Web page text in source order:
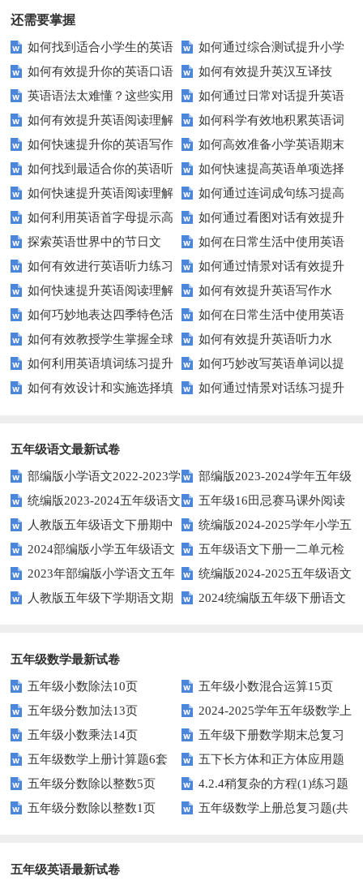
还需要掌握
如何找到适合小学生的英语
听力练习资源？
如何通过综合测试提升小学
生英语听说读写技能？
如何有效提升你的英语口语
表达能力？这5个技巧让你说一
口流利英语！
如何有效提升英汉互译技
巧？这些方法让你翻译更精准！
英语语法太难懂？这些实用
技巧让你轻松掌握！
如何通过日常对话提升英语
口语能力？试试这5个方法！
如何有效提升英语阅读理解
能力？这些技巧让你事半功倍！
如何科学有效地积累英语词
汇？
如何快速提升你的英语写作
技巧？这些建议助你一臂之力
如何高效准备小学英语期末
评估？这些技巧助你轻松过关！
如何找到最适合你的英语听
力测试？
如何快速提高英语单项选择
题的得分？
如何快速提升英语阅读理解
能力？这些技巧你必须知道！
如何通过连词成句练习提高
英语水平？
如何利用英语首字母提示高
效完成填空题？
如何通过看图对话有效提升
英语口语水平？
探索英语世界中的节日文
化：您知道这些传统吗？
如何在日常生活中使用英语
进行有效沟通？——实用英语口
语技巧
如何有效进行英语听力练习
以快速提升？
如何通过情景对话有效提升
英语口语水平？
如何快速提升英语阅读理解
能力？这些技巧你必须知道！
如何有效提升英语写作水
平？这里有五个实用建议！
如何巧妙地表达四季特色活
动？这些建议让您的活动更加丰
富多彩！
如何在日常生活中使用英语
进行有效问答？——实用技巧分
享
如何有效教授学生掌握全球
通用的日期表达？
如何有效提升英语听力水
平？这些测试技巧要知道！
如何利用英语填词练习提升
词汇量？这里有5个高效方法值
如何巧妙改写英语单词以提
升文章魅力？
如何有效设计和实施选择填
如何通过情景对话练习提升
五年级语文最新试卷
部编版小学语文2022-2023学
年上期五年级期末试题
部编版2023-2024学年五年级
语文下学期期末考前质量冲刺卷
统编版2023-2024五年级语文
下册期中阶段调研卷
五年级16田忌赛马课外阅读
练习题及答案
人教版五年级语文下册期中
试题及参考答案
统编版2024-2025学年小学五
年级语文上册期中试卷
2024部编版小学五年级语文
下学期期末测试卷
五年级语文下册一二单元检
测题
2023年部编版小学语文五年
级下册期末模拟题
统编版2024-2025五年级语文
第一学期期末测试卷
人教版五年级下学期语文期
2024统编版五年级下册语文
五年级数学最新试卷
五年级小数除法10页
五年级小数混合运算15页
五年级分数加法13页
2024-2025学年五年级数学上
册期末素养测评卷（考试版A4
人教版）
五年级小数乘法14页
五年级下册数学期末总复习
题——选择题专项练习
五年级数学上册计算题6套
五下长方体和正方体应用题
专项训练
五年级分数除以整数5页
4.2.4稍复杂的方程(1)练习题
及答案
五年级分数除以整数1页
五年级数学上册总复习题(共
五年级英语最新试卷